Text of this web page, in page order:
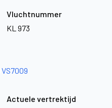
Vluchtnummer
KL 973
VS7009
Actuele vertrektijd